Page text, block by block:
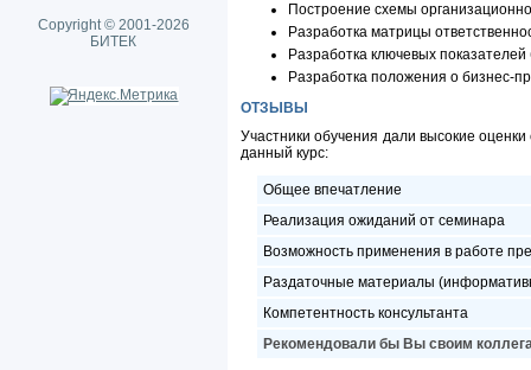
Построение схемы
Разработка матрицы
Разработка ключевых
Разработка положения о бизнес-
ОТЗЫВЫ
Участники обучения дали высокие
данный курс:
Общее впечатление
Реализация ожиданий от семинара
Возможность применения в работе
Раздаточные материалы
Компетентность консультанта
Рекомендовали бы Вы своим
Copyright © 2001-2026
БИТЕК